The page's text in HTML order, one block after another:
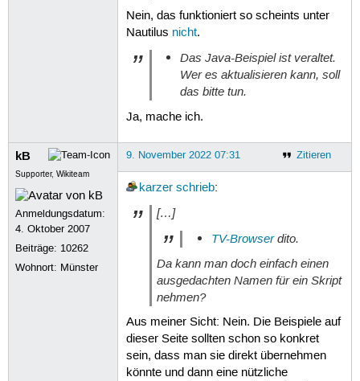
Nein, das funktioniert so scheints unter
Nautilus nicht.
Das Java-Beispiel ist veraltet.
Wer es aktualisieren kann, soll
das bitte tun.
Ja, mache ich.
kB
Supporter, Wikiteam
Anmeldungsdatum:
4. Oktober 2007
Beiträge: 10262
Wohnort: Münster
Zitieren
9. November 2022 07:31
karzer schrieb:
[…]
TV-Browserdito.
Da kann man doch einfach einen
ausgedachten Namen für ein Skript
nehmen?
Aus meiner Sicht: Nein. Die Beispiele auf
dieser Seite sollten schon so konkret
sein, dass man sie direkt übernehmen
könnte und dann eine nützliche